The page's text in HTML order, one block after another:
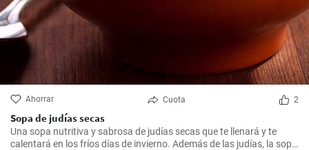
Ahorrar Cuota 2
Sopa de judías secas
Una sopa nutritiva y sabrosa de judías secas que te llenará y te
calentará en los fríos días de invierno. Además de las judías, la sopa